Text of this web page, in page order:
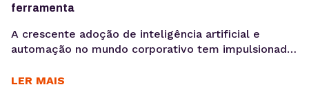
ferramenta
A crescente adoção de inteligência artificial e
automação no mundo corporativo tem impulsionado
coleta, análise e ativação de dados, exatamente o
LER MAIS